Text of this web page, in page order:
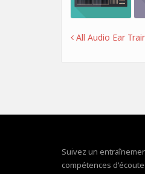
All Audio Ear
Suivez un
compétences